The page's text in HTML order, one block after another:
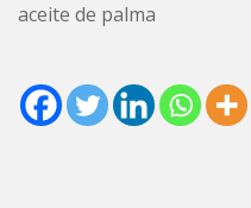
aceite de palma